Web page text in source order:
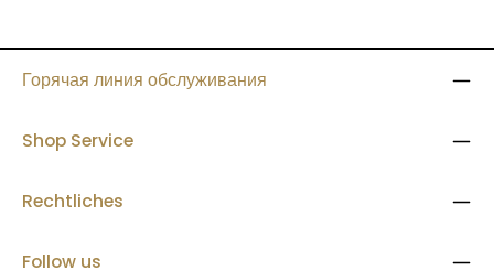
Горячая линия обслуживания
Shop Service
Rechtliches
Follow us